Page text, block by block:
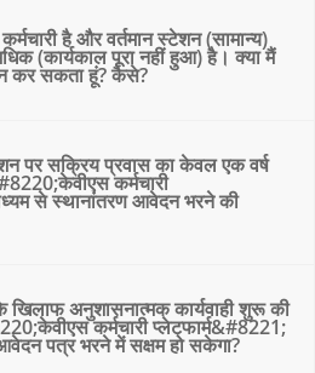
है और वर्तमान स्टेशन (सामान्य)
(कार्यकाल पूरा नहीं हुआ) है। क्या मैं
कर सकता हूं? कैसे?
पर सक्रिय प्रवास का केवल एक वर्ष
कर्मचारी
से स्थानांतरण आवेदन भरने की
खिलाफ अनुशासनात्मक कार्यवाही शुरू की
कर्मचारी प्लेटफार्म&#8221;
पत्र भरने में सक्षम हो सकेगा?